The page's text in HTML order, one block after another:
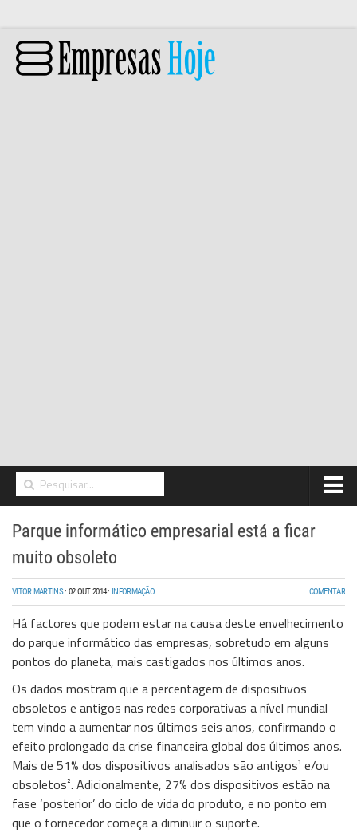
Home
Networking
Segurança
High Tech
Hosting/Cloud
I&D
Opinião
Storage
Wireless
Informação
Parque informático empresarial está a ficar
muito obsoleto
VITOR MARTINS· 02 OUT 2014· INFORMAÇÃO COMENTAR
Há factores que podem estar na causa deste envelhecimento
do parque informático das empresas, sobretudo em alguns
pontos do planeta, mais castigados nos últimos anos.
Os dados mostram que a percentagem de dispositivos
obsoletos e antigos nas redes corporativas a nível mundial
tem vindo a aumentar nos últimos seis anos, confirmando o
efeito prolongado da crise financeira global dos últimos anos.
Mais de 51% dos dispositivos analisados são antigos¹ e/ou
obsoletos². Adicionalmente, 27% dos dispositivos estão na
fase ‘posterior’ do ciclo de vida do produto, e no ponto em
que o fornecedor começa a diminuir o suporte.